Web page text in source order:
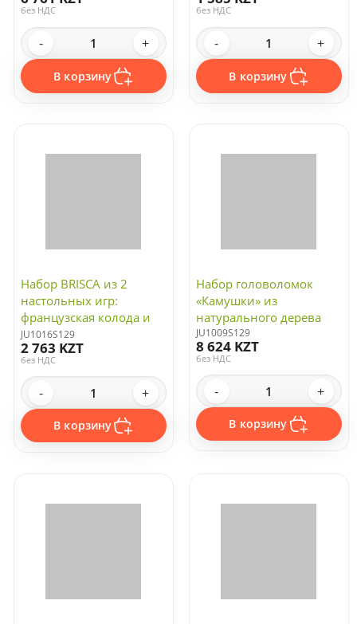
без НДС
- +
В корзину
без НДС
- +
В корзину
Набор BRISCA из 2
настольных игр:
французская колода и
кости
JU1016S129
2 763 KZT
без НДС
- +
В корзину
Набор головоломок
«Камушки» из
натурального дерева
JU1009S129
8 624 KZT
без НДС
- +
В корзину